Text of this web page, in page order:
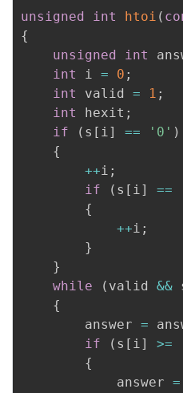
unsigned int htoi (
{
unsigned
int
int
i = 0 ;
int
valid = 1 ;
int
hexit ;
if
( s [ i] == '0' )
{
++i ;
if
( s [ i] ==
{
++i ;
}
}
while
( valid &&
{
        answer
=
if
( s [ i] >=
{
            answer
=